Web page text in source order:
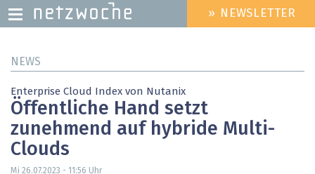
zum
HEADER
MENU
» NEWSLETTER
NEWS
Enterprise Cloud Index von Nutanix
Öffentliche Hand setzt
zunehmend auf hybride Multi-
Clouds
Mi 26.07.2023 - 11:56 Uhr